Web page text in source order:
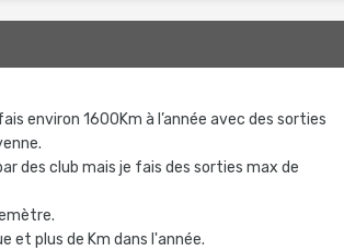
environ 1600Km à l’année avec des sorties
des club mais je fais des sorties max de
et plus de Km dans l'année.